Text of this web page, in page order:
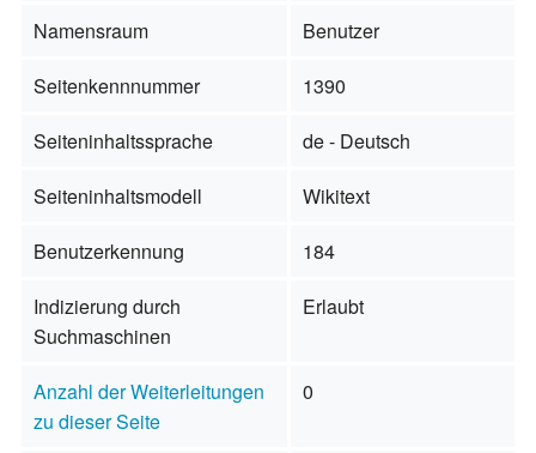
Namensraum
Benutzer
Seitenkennnummer
1390
Seiteninhaltssprache
de - Deutsch
Seiteninhaltsmodell
Wikitext
Benutzerkennung
184
Indizierung durch
Suchmaschinen
Erlaubt
Anzahl der Weiterleitungen
zu dieser Seite
0